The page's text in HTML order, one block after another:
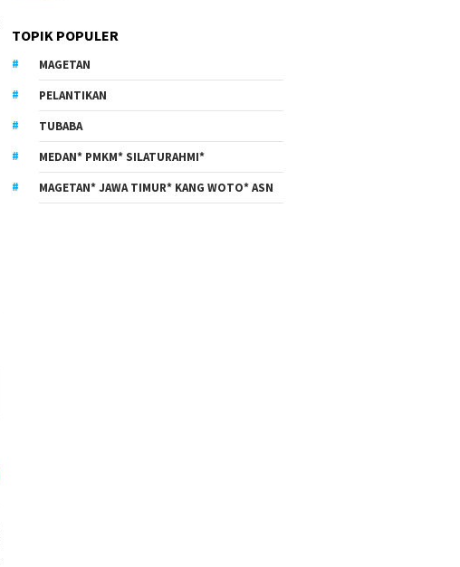
TOPIK POPULER
MAGETAN
PELANTIKAN
TUBABA
MEDAN* PMKM* SILATURAHMI*
MAGETAN* JAWA TIMUR* KANG WOTO* ASN